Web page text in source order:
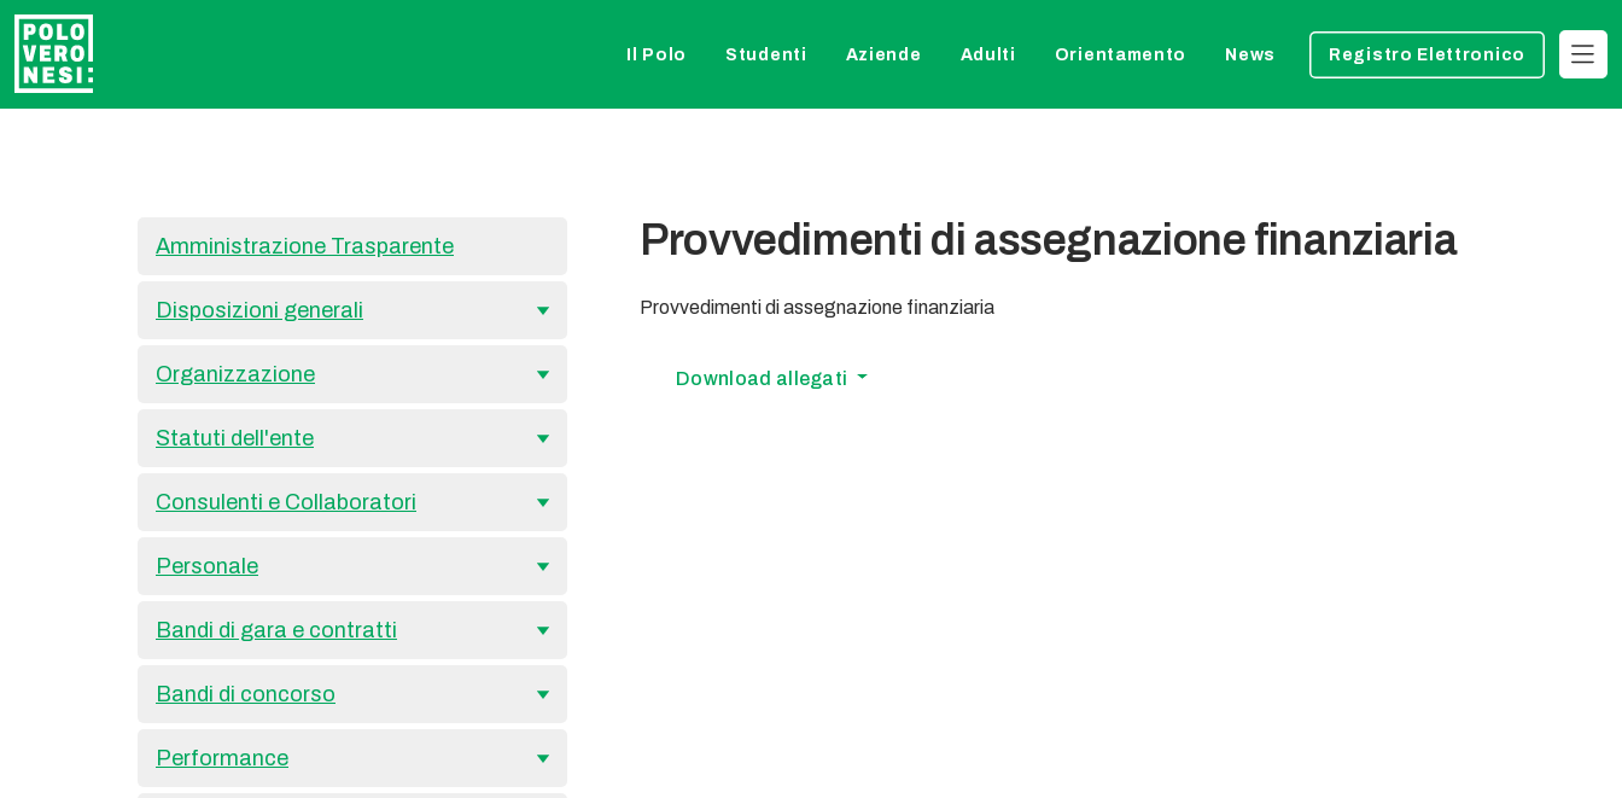
Il Polo Studenti Aziende Adulti Orientamento News Registro Elettronico
Amministrazione Trasparente
Disposizioni generali
Organizzazione
Statuti dell'ente
Consulenti e Collaboratori
Personale
Bandi di gara e contratti
Bandi di concorso
Performance
Provvedimenti di assegnazione finanziaria
Provvedimenti di assegnazione finanziaria
Download allegati